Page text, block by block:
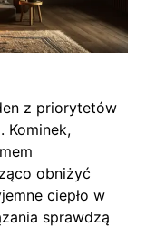
z priorytetów
Kominek,
obniżyć
ciepło w
sprawdzą